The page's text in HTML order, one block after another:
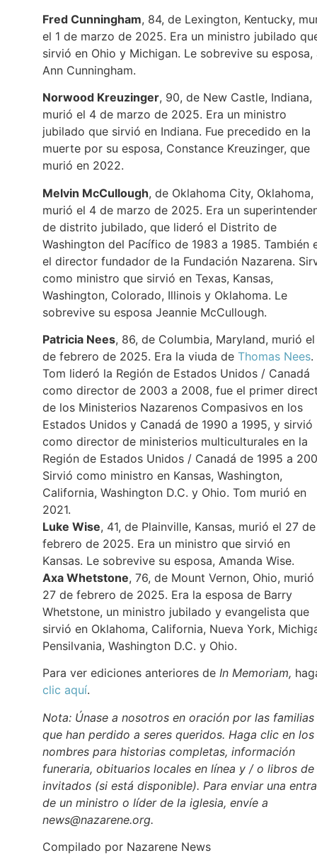
Fred Cunningham, 84, de Lexington, Kentucky,
el 1 de marzo de 2025. Era un ministro jubilado
sirvió en Ohio y Michigan. Le sobrevive su esposa,
Ann Cunningham.
Norwood Kreuzinger, 90, de New Castle, Indiana,
murió el 4 de marzo de 2025. Era un ministro
jubilado que sirvió en Indiana. Fue precedido en la
muerte por su esposa, Constance Kreuzinger, que
murió en 2022.
Melvin McCullough, de Oklahoma City, Oklahoma,
murió el 4 de marzo de 2025. Era un
de distrito jubilado, que lideró el Distrito de
Washington del Pacífico de 1983 a 1985. También
el director fundador de la Fundación Nazarena.
como ministro que sirvió en Texas, Kansas,
Washington, Colorado, Illinois y Oklahoma. Le
sobrevive su esposa Jeannie McCullough.
Patricia Nees, 86, de Columbia, Maryland, murió el
de febrero de 2025. Era la viuda de Thomas Nees.
Tom lideró la Región de Estados Unidos / Canadá
como director de 2003 a 2008, fue el primer
de los Ministerios Nazarenos Compasivos en los
Estados Unidos y Canadá de 1990 a 1995, y sirvió
como director de ministerios multiculturales en la
Región de Estados Unidos / Canadá de 1995 a
Sirvió como ministro en Kansas, Washington,
California, Washington D.C. y Ohio. Tom murió en
2021.
Luke Wise, 41, de Plainville, Kansas, murió el 27 de
febrero de 2025. Era un ministro que sirvió en
Kansas. Le sobrevive su esposa, Amanda Wise.
Axa Whetstone, 76, de Mount Vernon, Ohio, murió
27 de febrero de 2025. Era la esposa de Barry
Whetstone, un ministro jubilado y evangelista que
sirvió en Oklahoma, California, Nueva York,
Pensilvania, Washington D.C. y Ohio.
Para ver ediciones anteriores de In Memoriam,
clic aquí.
Nota: Únase a nosotros en oración por las familias
que han perdido a seres queridos. Haga clic en los
nombres para historias completas, información
funeraria, obituarios locales en línea y / o libros de
invitados (si está disponible). Para enviar una
de un ministro o líder de la iglesia, envíe a
news@nazarene.org.
Compilado por Nazarene News